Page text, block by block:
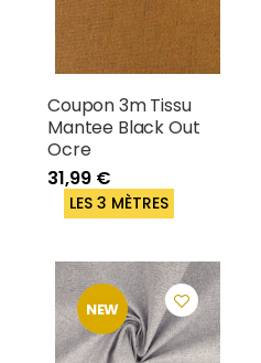
Coupon 3m Tissu
Mantee Black Out
Ocre
31,99 €
LES 3 MÈTRES
NEW